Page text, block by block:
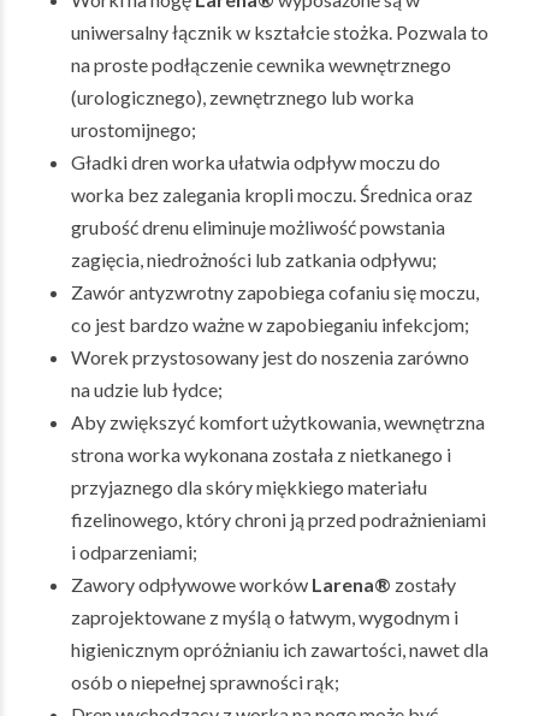
uniwersalny łącznik w kształcie stożka. Pozwala to
na proste podłączenie cewnika wewnętrznego
(urologicznego), zewnętrznego lub worka
urostomijnego;
Gładki dren worka ułatwia odpływ moczu do
worka bez zalegania kropli moczu. Średnica oraz
grubość drenu eliminuje możliwość powstania
zagięcia, niedrożności lub zatkania odpływu;
Zawór antyzwrotny zapobiega cofaniu się moczu,
co jest bardzo ważne w zapobieganiu infekcjom;
Worek przystosowany jest do noszenia zarówno
na udzie lub łydce;
Aby zwiększyć komfort użytkowania, wewnętrzna
strona worka wykonana została z nietkanego i
przyjaznego dla skóry miękkiego materiału
fizelinowego, który chroni ją przed podrażnieniami
i odparzeniami;
Zawory odpływowe worków Larena® zostały
zaprojektowane z myślą o łatwym, wygodnym i
higienicznym opróżnianiu ich zawartości, nawet dla
osób o niepełnej sprawności rąk;